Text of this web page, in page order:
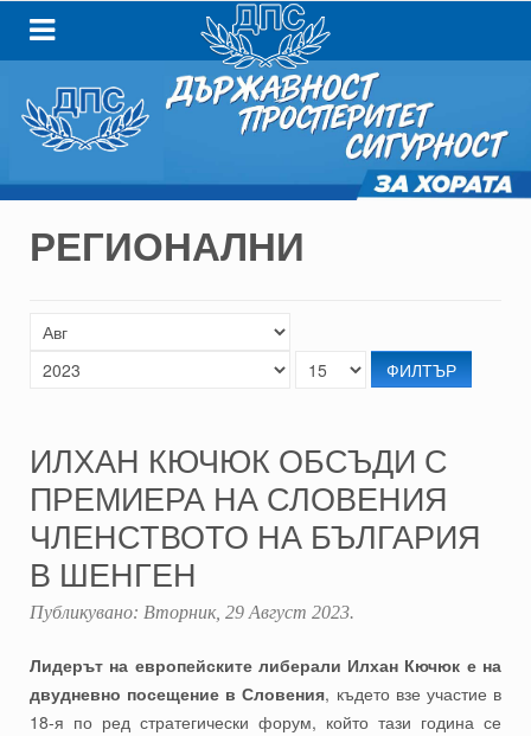
РЕГИОНАЛНИ
ФИЛТЪР
ИЛХАН КЮЧЮК ОБСЪДИ С
ПРЕМИЕРА НА СЛОВЕНИЯ
ЧЛЕНСТВОТО НА БЪЛГАРИЯ
В ШЕНГЕН
Публикувано: Вторник, 29 Август 2023.
Лидерът на европейските либерали Илхан Кючюк е на
двудневно посещение в Словения, където взе участие в
18-я по ред стратегически форум, който тази година се